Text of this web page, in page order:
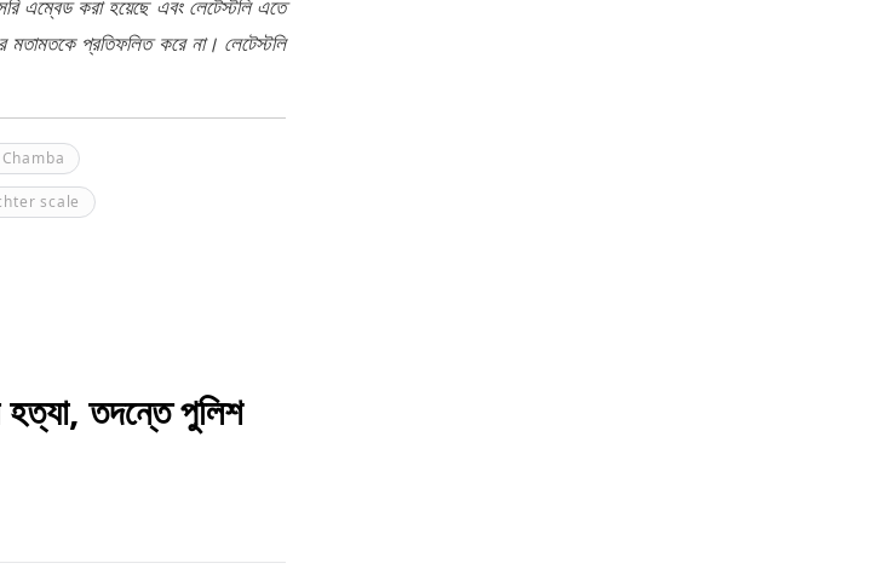
এম্বেড করা হয়েছে এবং লেটেস্টলি এতে
মতামতকে প্রতিফলিত করে না। লেটেস্টলি
scale
তদন্তে পুলিশ